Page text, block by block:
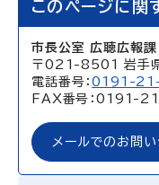
このページに関
市長公室 広聴広報課
〒021-8501 岩手
電話番号：0191-
FAX番号：0191-
メールでのお問